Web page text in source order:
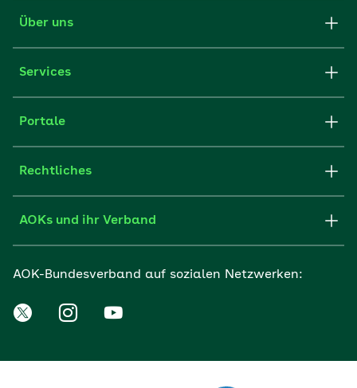
Über uns
Services
Portale
Rechtliches
AOKs und ihr Verband
AOK-Bundesverband auf sozialen Netzwerken: